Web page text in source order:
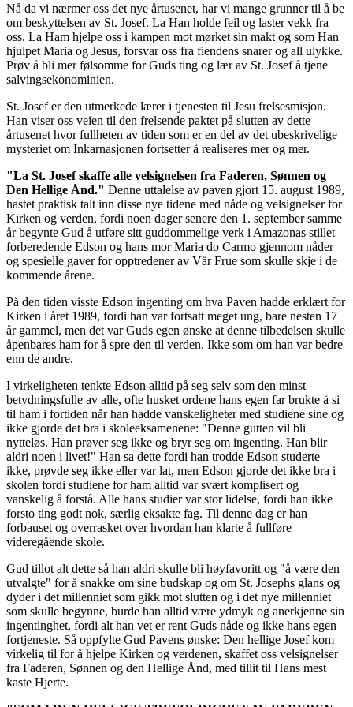
Nå da vi nærmer oss det nye årtusenet, har vi mange grunner til å be
om beskyttelsen av St. Josef. La Han holde feil og laster vekk fra
oss. La Ham hjelpe oss i kampen mot mørket sin makt og som Han
hjulpet Maria og Jesus, forsvar oss fra fiendens snarer og all ulykke.
Prøv å bli mer følsomme for Guds ting og lær av St. Josef å tjene
salvingsekonominien.
St. Josef er den utmerkede lærer i tjenesten til Jesu frelsesmisjon.
Han viser oss veien til den frelsende paktet på slutten av dette
årtusenet hvor fullheten av tiden som er en del av det ubeskrivelige
mysteriet om Inkarnasjonen fortsetter å realiseres mer og mer.
"La St. Josef skaffe alle velsignelsen fra Faderen, Sønnen og
Den Hellige Ånd." Denne uttalelse av paven gjort 15. august 1989,
hastet praktisk talt inn disse nye tidene med nåde og velsignelser for
Kirken og verden, fordi noen dager senere den 1. september samme
år begynte Gud å utføre sitt guddommelige verk i Amazonas stillet
forberedende Edson og hans mor Maria do Carmo gjennom nåder
og spesielle gaver for opptredener av Vår Frue som skulle skje i de
kommende årene.
På den tiden visste Edson ingenting om hva Paven hadde erklært for
Kirken i året 1989, fordi han var fortsatt meget ung, bare nesten 17
år gammel, men det var Guds egen ønske at denne tilbedelsen skulle
åpenbares ham for å spre den til verden. Ikke som om han var bedre
enn de andre.
I virkeligheten tenkte Edson alltid på seg selv som den minst
betydningsfulle av alle, ofte husket ordene hans egen far brukte å si
til ham i fortiden når han hadde vanskeligheter med studiene sine og
ikke gjorde det bra i skoleeksamenene: "Denne gutten vil bli
nytteløs. Han prøver seg ikke og bryr seg om ingenting. Han blir
aldri noen i livet!" Han sa dette fordi han trodde Edson studerte
ikke, prøvde seg ikke eller var lat, men Edson gjorde det ikke bra i
skolen fordi studiene for ham alltid var svært komplisert og
vanskelig å forstå. Alle hans studier var stor lidelse, fordi han ikke
forsto ting godt nok, særlig eksakte fag. Til denne dag er han
forbauset og overrasket over hvordan han klarte å fullføre
videregående skole.
Gud tillot alt dette så han aldri skulle bli høyfavoritt og "å være den
utvalgte" for å snakke om sine budskap og om St. Josephs glans og
dyder i det millenniet som gikk mot slutten og i det nye millenniet
som skulle begynne, burde han alltid være ydmyk og anerkjenne sin
ingentinghet, fordi alt han vet er rent Guds nåde og ikke hans egen
fortjeneste. Så oppfylte Gud Pavens ønske: Den hellige Josef kom
virkelig til for å hjelpe Kirken og verdenen, skaffet oss velsignelser
fra Faderen, Sønnen og den Hellige Ånd, med tillit til Hans mest
kaste Hjerte.